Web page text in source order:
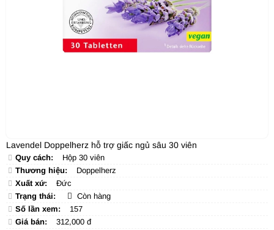
Lavendel Doppelherz hỗ trợ giấc ngủ sâu 30 viên
Quy cách:
Hộp 30 viên
Thương hiệu:
Doppelherz
Xuất xứ:
Đức
Trạng thái:
Còn hàng
Số lần xem:
157
Giá bán:
312,000 đ